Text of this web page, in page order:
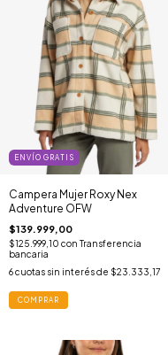
ENVÍO GRATIS
Campera Mujer Roxy Nex
Adventure OFW
$139.999,00
$125.999,10 con Transferencia
bancaria
6cuotas sin interés de $23.333,17
COMPRAR